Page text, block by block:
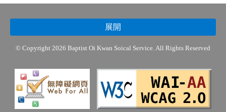
展開
© Copyright 2026 Baptist Oi Kwan Soical Service. All Rights Reserved